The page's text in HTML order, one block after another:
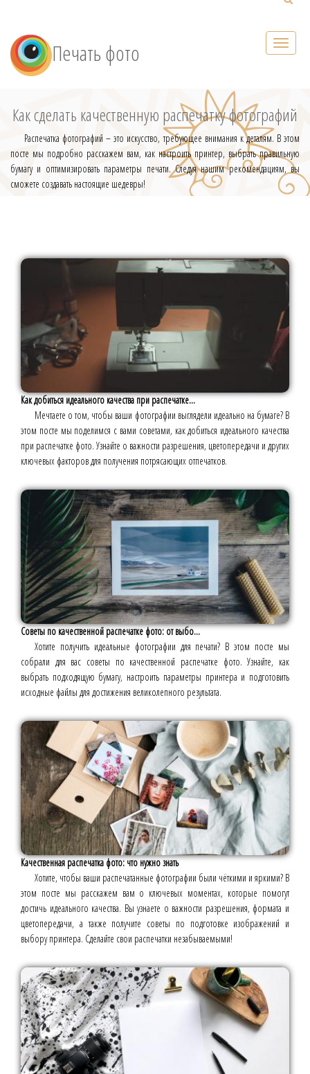
Печать фото
Как сделать качественную распечатку фотографий
Распечатка фотографий – это искусство, требующее внимания к деталям. В этом
посте мы подробно расскажем вам, как настроить принтер, выбрать правильную
бумагу и оптимизировать параметры печати. Следуя нашим рекомендациям, вы
сможете создавать настоящие шедевры!
Как добиться идеального качества при распечатке...
Мечтаете о том, чтобы ваши фотографии выглядели идеально на бумаге? В
этом посте мы поделимся с вами советами, как добиться идеального качества
при распечатке фото. Узнайте о важности разрешения, цветопередачи и других
ключевых факторов для получения потрясающих отпечатков.
Советы по качественной распечатке фото: от выбо...
Хотите получить идеальные фотографии для печати? В этом посте мы
собрали для вас советы по качественной распечатке фото. Узнайте, как
выбрать подходящую бумагу, настроить параметры принтера и подготовить
исходные файлы для достижения великолепного результата.
Качественная распечатка фото: что нужно знать
Хотите, чтобы ваши распечатанные фотографии были чёткими и яркими? В
этом посте мы расскажем вам о ключевых моментах, которые помогут
достичь идеального качества. Вы узнаете о важности разрешения, формата и
цветопередачи, а также получите советы по подготовке изображений и
выбору принтера. Сделайте свои распечатки незабываемыми!